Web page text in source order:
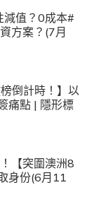
減值？0成本#
方案？(7月
倒計時！】以
痛點 | 隱形標
【突圍澳洲8
身份(6月11